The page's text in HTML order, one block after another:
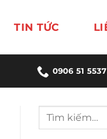
TIN TỨC
0906 51 5537